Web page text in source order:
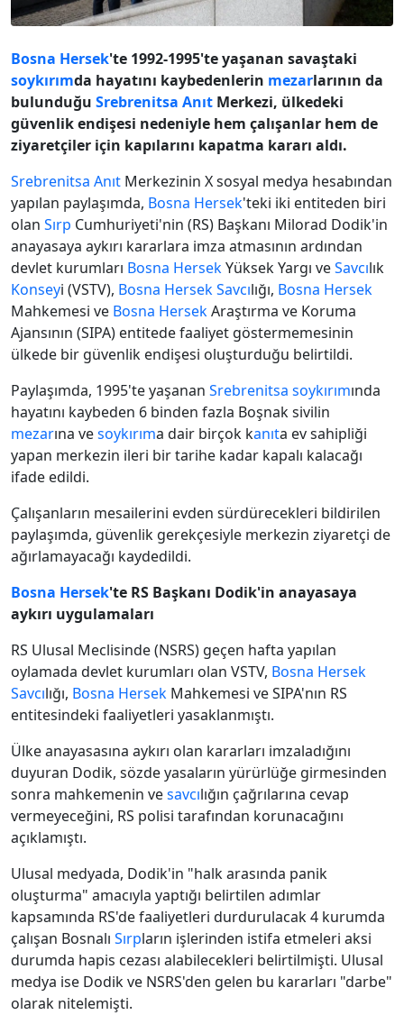
Bosna Hersek'te 1992-1995'te yaşanan savaştaki
soykırımda hayatını kaybedenlerin mezarlarının da
bulunduğu Srebrenitsa Anıt Merkezi, ülkedeki
güvenlik endişesi nedeniyle hem çalışanlar hem de
ziyaretçiler için kapılarını kapatma kararı aldı.
Srebrenitsa Anıt Merkezinin X sosyal medya hesabından
yapılan paylaşımda, Bosna Hersek'teki iki entiteden biri
olan Sırp Cumhuriyeti'nin (RS) Başkanı Milorad Dodik'in
anayasaya aykırı kararlara imza atmasının ardından
devlet kurumları Bosna HersekYüksek Yargı veSavcılık
Konseyi (VSTV), Bosna HersekSavcılığı, Bosna Hersek
Mahkemesi ve Bosna HersekAraştırma ve Koruma
Ajansının (SIPA) entitede faaliyet göstermemesinin
ülkede bir güvenlik endişesi oluşturduğu belirtildi.
Paylaşımda, 1995'te yaşanan Srebrenitsa soykırımında
hayatını kaybeden 6 binden fazla Boşnak sivilin
mezarına vesoykırıma dair birçok kanıta ev sahipliği
yapan merkezin ileri bir tarihe kadar kapalı kalacağı
ifade edildi.
Çalışanların mesailerini evden sürdürecekleri bildirilen
paylaşımda, güvenlik gerekçesiyle merkezin ziyaretçi de
ağırlamayacağı kaydedildi.
Bosna Hersek'te RS Başkanı Dodik'in anayasaya
aykırı uygulamaları
RS Ulusal Meclisinde (NSRS) geçen hafta yapılan
oylamada devlet kurumları olan VSTV, Bosna Hersek
Savcılığı, Bosna Hersek Mahkemesi ve SIPA'nın RS
entitesindeki faaliyetleri yasaklanmıştı.
Ülke anayasasına aykırı olan kararları imzaladığını
duyuran Dodik, sözde yasaların yürürlüğe girmesinden
sonra mahkemenin vesavcılığın çağrılarına cevap
vermeyeceğini, RS polisi tarafından korunacağını
açıklamıştı.
Ulusal medyada, Dodik'in "halk arasında panik
oluşturma" amacıyla yaptığı belirtilen adımlar
kapsamında RS'de faaliyetleri durdurulacak 4 kurumda
çalışan Bosnalı Sırpların işlerinden istifa etmeleri aksi
durumda hapis cezası alabilecekleri belirtilmişti. Ulusal
medya ise Dodik ve NSRS'den gelen bu kararları "darbe"
olarak nitelemişti.